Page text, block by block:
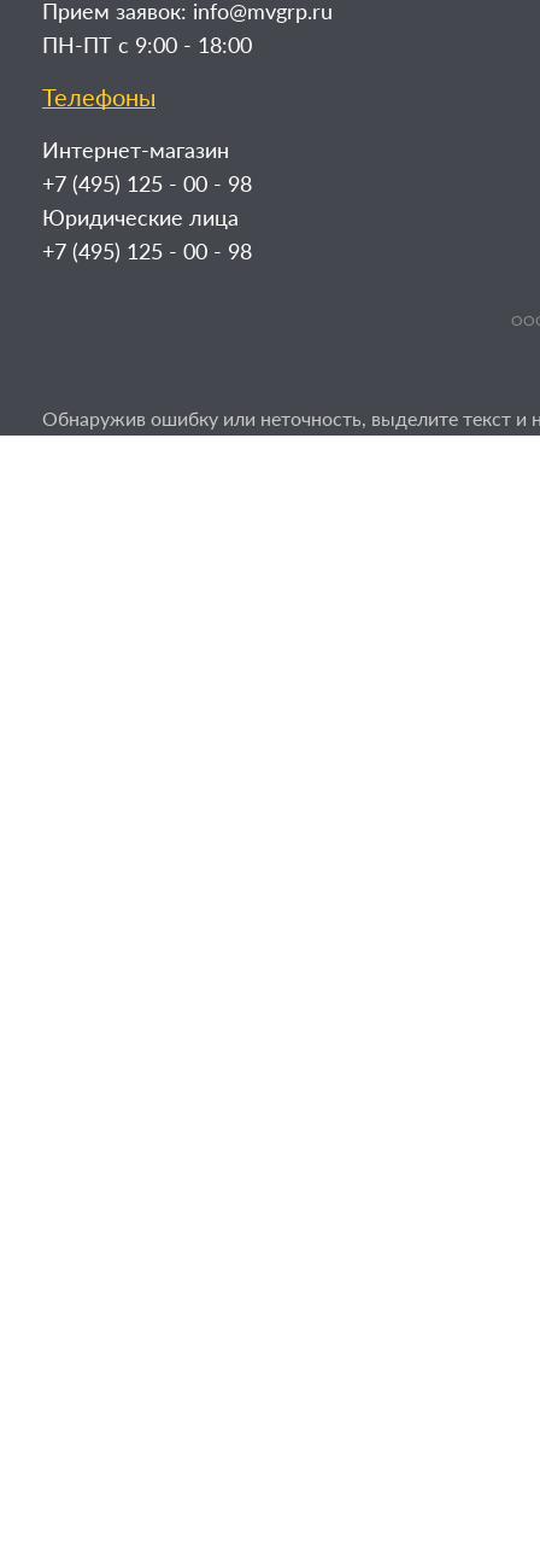
Прием заявок: info@mvgrp.ru
ПН-ПТ с 9:00 - 18:00
Телефоны
Интернет-магазин
+7 (495) 125 - 00 - 98
Юридические лица
+7 (495) 125 - 00 - 98
ООО
Обнаружив ошибку или неточность, выделите текст и